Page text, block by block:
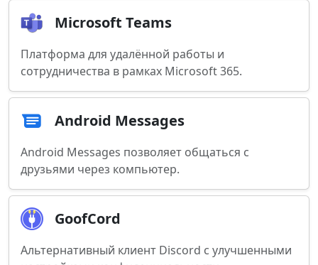
Microsoft Teams
Платформа для удалённой работы и
сотрудничества в рамках Microsoft 365.
Android Messages
Android Messages позволяет общаться с
друзьями через компьютер.
GoofCord
Альтернативный клиент Discord с улучшенными